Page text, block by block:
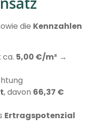
die Kennzahlen
: ca. 5,00 €/m² →
, davon 66,37 €
Ertragspotenzial